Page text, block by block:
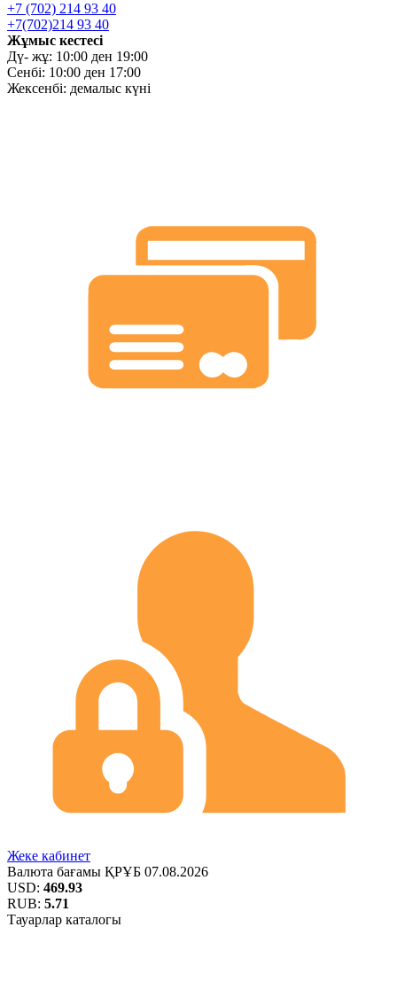
+7 (702) 214 93 40
+7(702)214 93 40
Жұмыс кестесі
Дү- жұ: 10:00 ден 19:00
Сенбі: 10:00 ден 17:00
Жексенбі: демалыс күні
Жеке кабинет
Валюта бағамы ҚРҰБ 07.08.2026
USD: 469.93
RUB: 5.71
Тауарлар каталогы